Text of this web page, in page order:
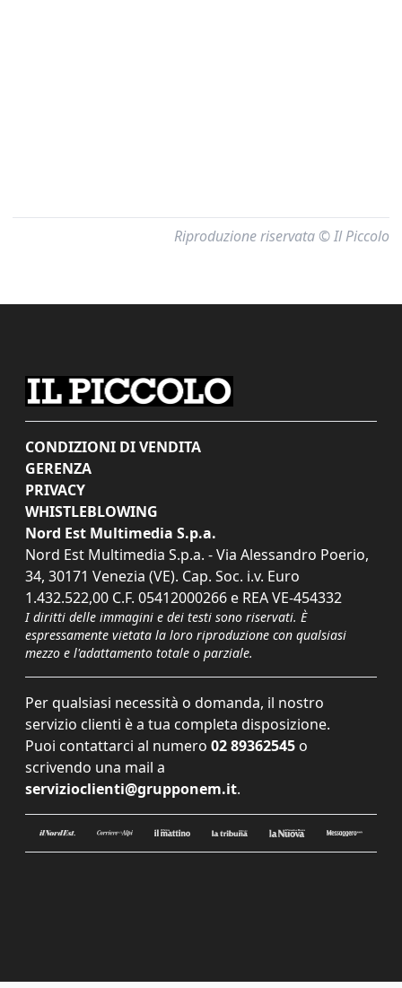
Riproduzione riservata © Il Piccolo
CONDIZIONI DI VENDITA
GERENZA
PRIVACY
WHISTLEBLOWING
Nord Est Multimedia S.p.a.
Nord Est Multimedia S.p.a. - Via Alessandro Poerio,
34, 30171 Venezia (VE). Cap. Soc. i.v. Euro
1.432.522,00 C.F. 05412000266 e REA VE-454332
I diritti delle immagini e dei testi sono riservati. È
espressamente vietata la loro riproduzione con qualsiasi
mezzo e l'adattamento totale o parziale.
Per qualsiasi necessità o domanda, il nostro
servizio clienti è a tua completa disposizione.
Puoi contattarci al numero 02 89362545 o
scrivendo una mail a
servizioclienti@grupponem.it.